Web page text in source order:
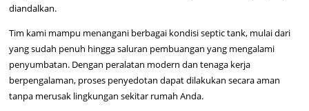
diandalkan.
Tim kami mampu menangani berbagai kondisi septic tank, mulai dari
yang sudah penuh hingga saluran pembuangan yang mengalami
penyumbatan. Dengan peralatan modern dan tenaga kerja
berpengalaman, proses penyedotan dapat dilakukan secara aman
tanpa merusak lingkungan sekitar rumah Anda.